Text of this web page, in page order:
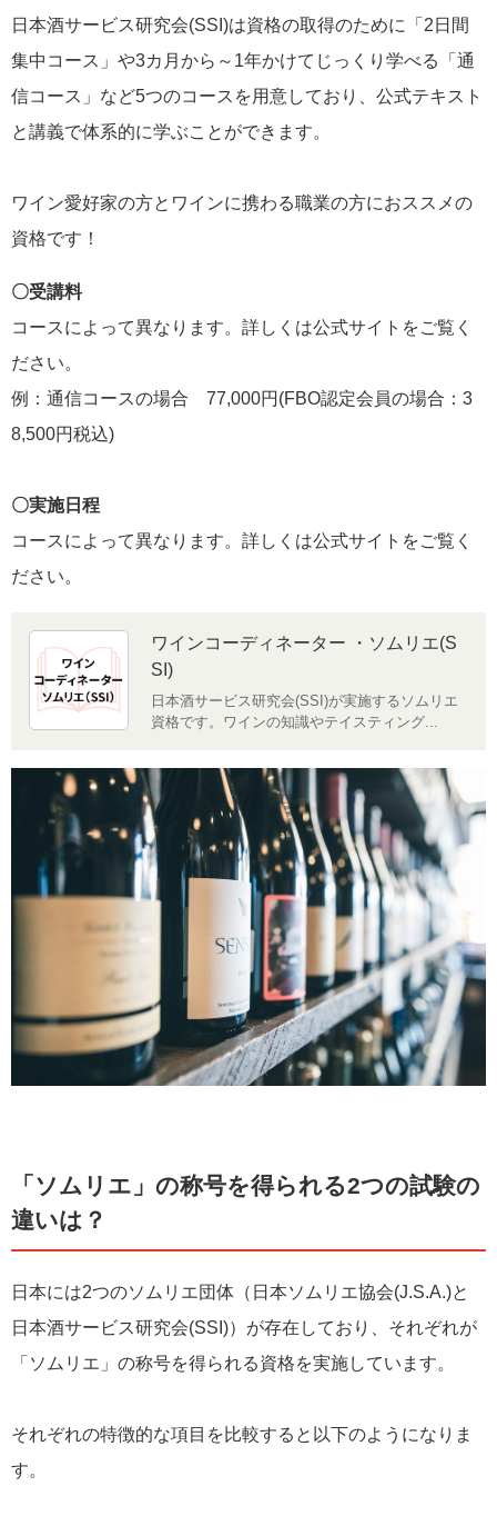
日本酒サービス研究会(SSI)は資格の取得のために「2日間
集中コース」や3カ月から～1年かけてじっくり学べる「通
信コース」など5つのコースを用意しており、公式テキスト
と講義で体系的に学ぶことができます。
ワイン愛好家の方とワインに携わる職業の方におススメの
資格です！
〇受講料
コースによって異なります。詳しくは公式サイトをご覧く
ださい。
例：通信コースの場合 77,000円(FBO認定会員の場合：3
8,500円税込)
〇実施日程
コースによって異なります。詳しくは公式サイトをご覧く
ださい。
ワインコーディネーター ・ソムリエ(S
SI)
日本酒サービス研究会(SSI)が実施するソムリエ
資格です。ワインの知識やテイスティング...
「ソムリエ」の称号を得られる2つの試験の
違いは？
日本には2つのソムリエ団体（日本ソムリエ協会(J.S.A.)と
日本酒サービス研究会(SSI)）が存在しており、それぞれが
「ソムリエ」の称号を得られる資格を実施しています。
それぞれの特徴的な項目を比較すると以下のようになりま
す。